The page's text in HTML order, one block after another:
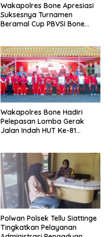
Wakapolres Bone Apresiasi
Suksesnya Turnamen
Beramal Cup PBVSI Bone
Wakapolres Bone Hadiri
Pelepasan Lomba Gerak
Jalan Indah HUT Ke-81
Polwan Polsek Tellu Siattinge
Tingkatkan Pelayanan